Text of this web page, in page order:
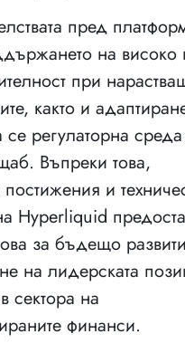
пред
на високо
при
както и
регулаторна
Въпреки това,
и
Hyperliquid
за бъдещо
на лидерската
сектора на
финанси.